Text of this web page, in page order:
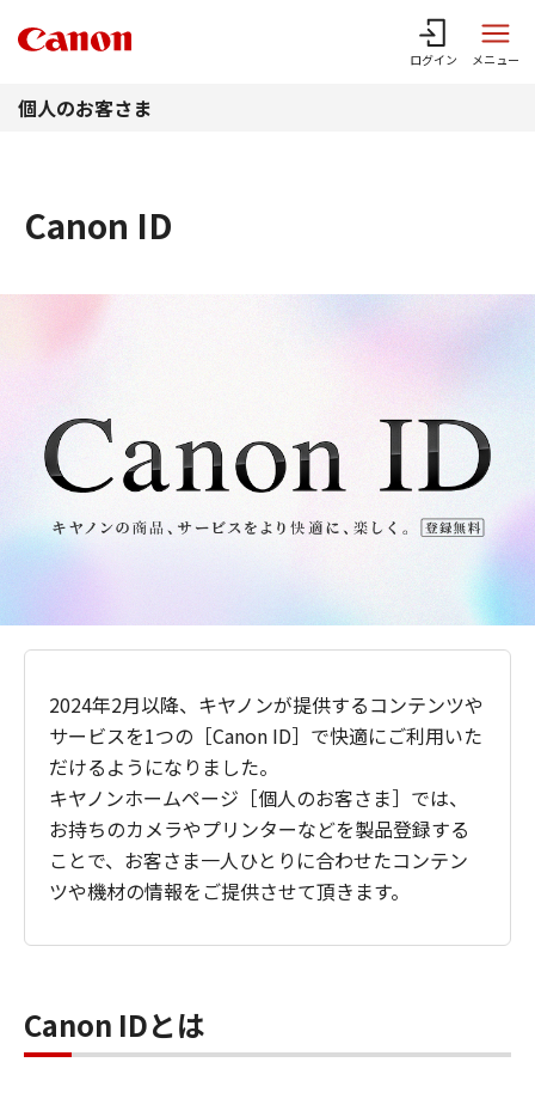
ログイン メニュー
個人のお客さま
Canon ID
2024年2月以降、キヤノンが提供するコンテンツや
サービスを1つの［Canon ID］で快適にご利用いた
だけるようになりました。
キヤノンホームページ［個人のお客さま］では、
お持ちのカメラやプリンターなどを製品登録する
ことで、お客さま一人ひとりに合わせたコンテン
ツや機材の情報をご提供させて頂きます。
Canon IDとは